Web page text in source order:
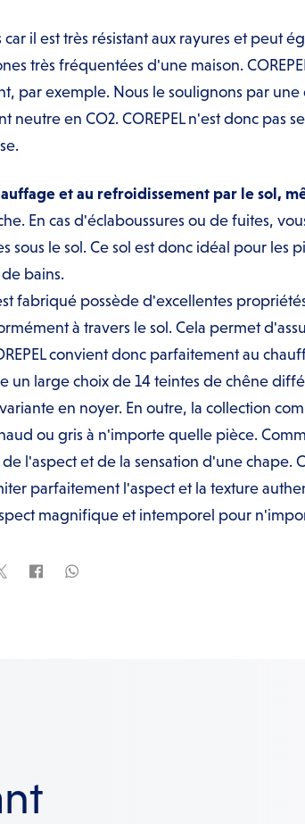
il est très résistant aux rayures et peut
très fréquentées d'une maison.
par exemple. Nous le soulignons par
neutre en CO2. COREPEL n'est donc
et au refroidissement par le sol,
En cas d'éclaboussures ou de fuites,
sous le sol. Ce sol est donc idéal pour les
bains.
fabriqué possède d'excellentes
à travers le sol. Cela permet
convient donc parfaitement au
un large choix de 14 teintes de chêne
en noyer. En outre, la collection
ou gris à n'importe quelle pièce.
l'aspect et de la sensation d'une chape.
parfaitement l'aspect et la texture
magnifique et intemporel pour